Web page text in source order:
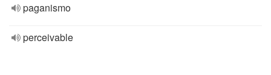
paganismo
perceivable